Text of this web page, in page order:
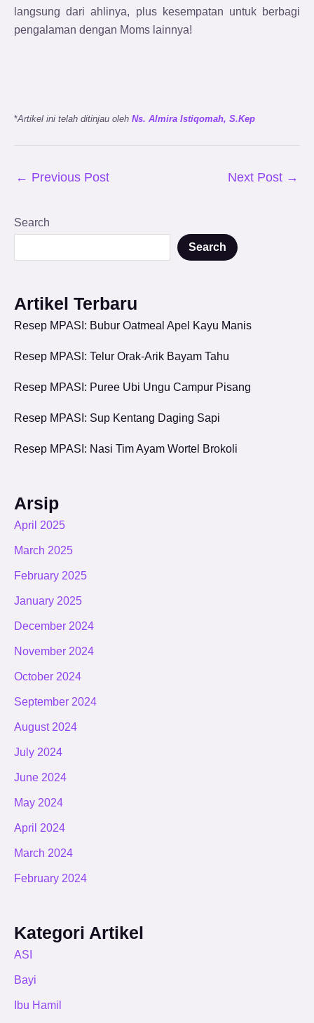
langsung dari ahlinya, plus kesempatan untuk berbagi
pengalaman dengan Moms lainnya!
*Artikel ini telah ditinjau oleh Ns. Almira Istiqomah, S.Kep
← Previous Post Next Post →
Search
Search
Artikel Terbaru
Resep MPASI: Bubur Oatmeal Apel Kayu Manis
Resep MPASI: Telur Orak-Arik Bayam Tahu
Resep MPASI: Puree Ubi Ungu Campur Pisang
Resep MPASI: Sup Kentang Daging Sapi
Resep MPASI: Nasi Tim Ayam Wortel Brokoli
Arsip
April 2025
March 2025
February 2025
January 2025
December 2024
November 2024
October 2024
September 2024
August 2024
July 2024
June 2024
May 2024
April 2024
March 2024
February 2024
Kategori Artikel
ASI
Bayi
Ibu Hamil